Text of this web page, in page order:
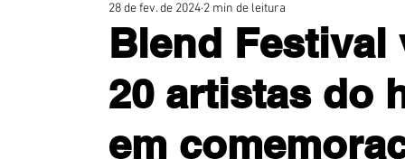
Blend Festival
20 artistas do
em
28 de fev. de 2024 2 min de leitura